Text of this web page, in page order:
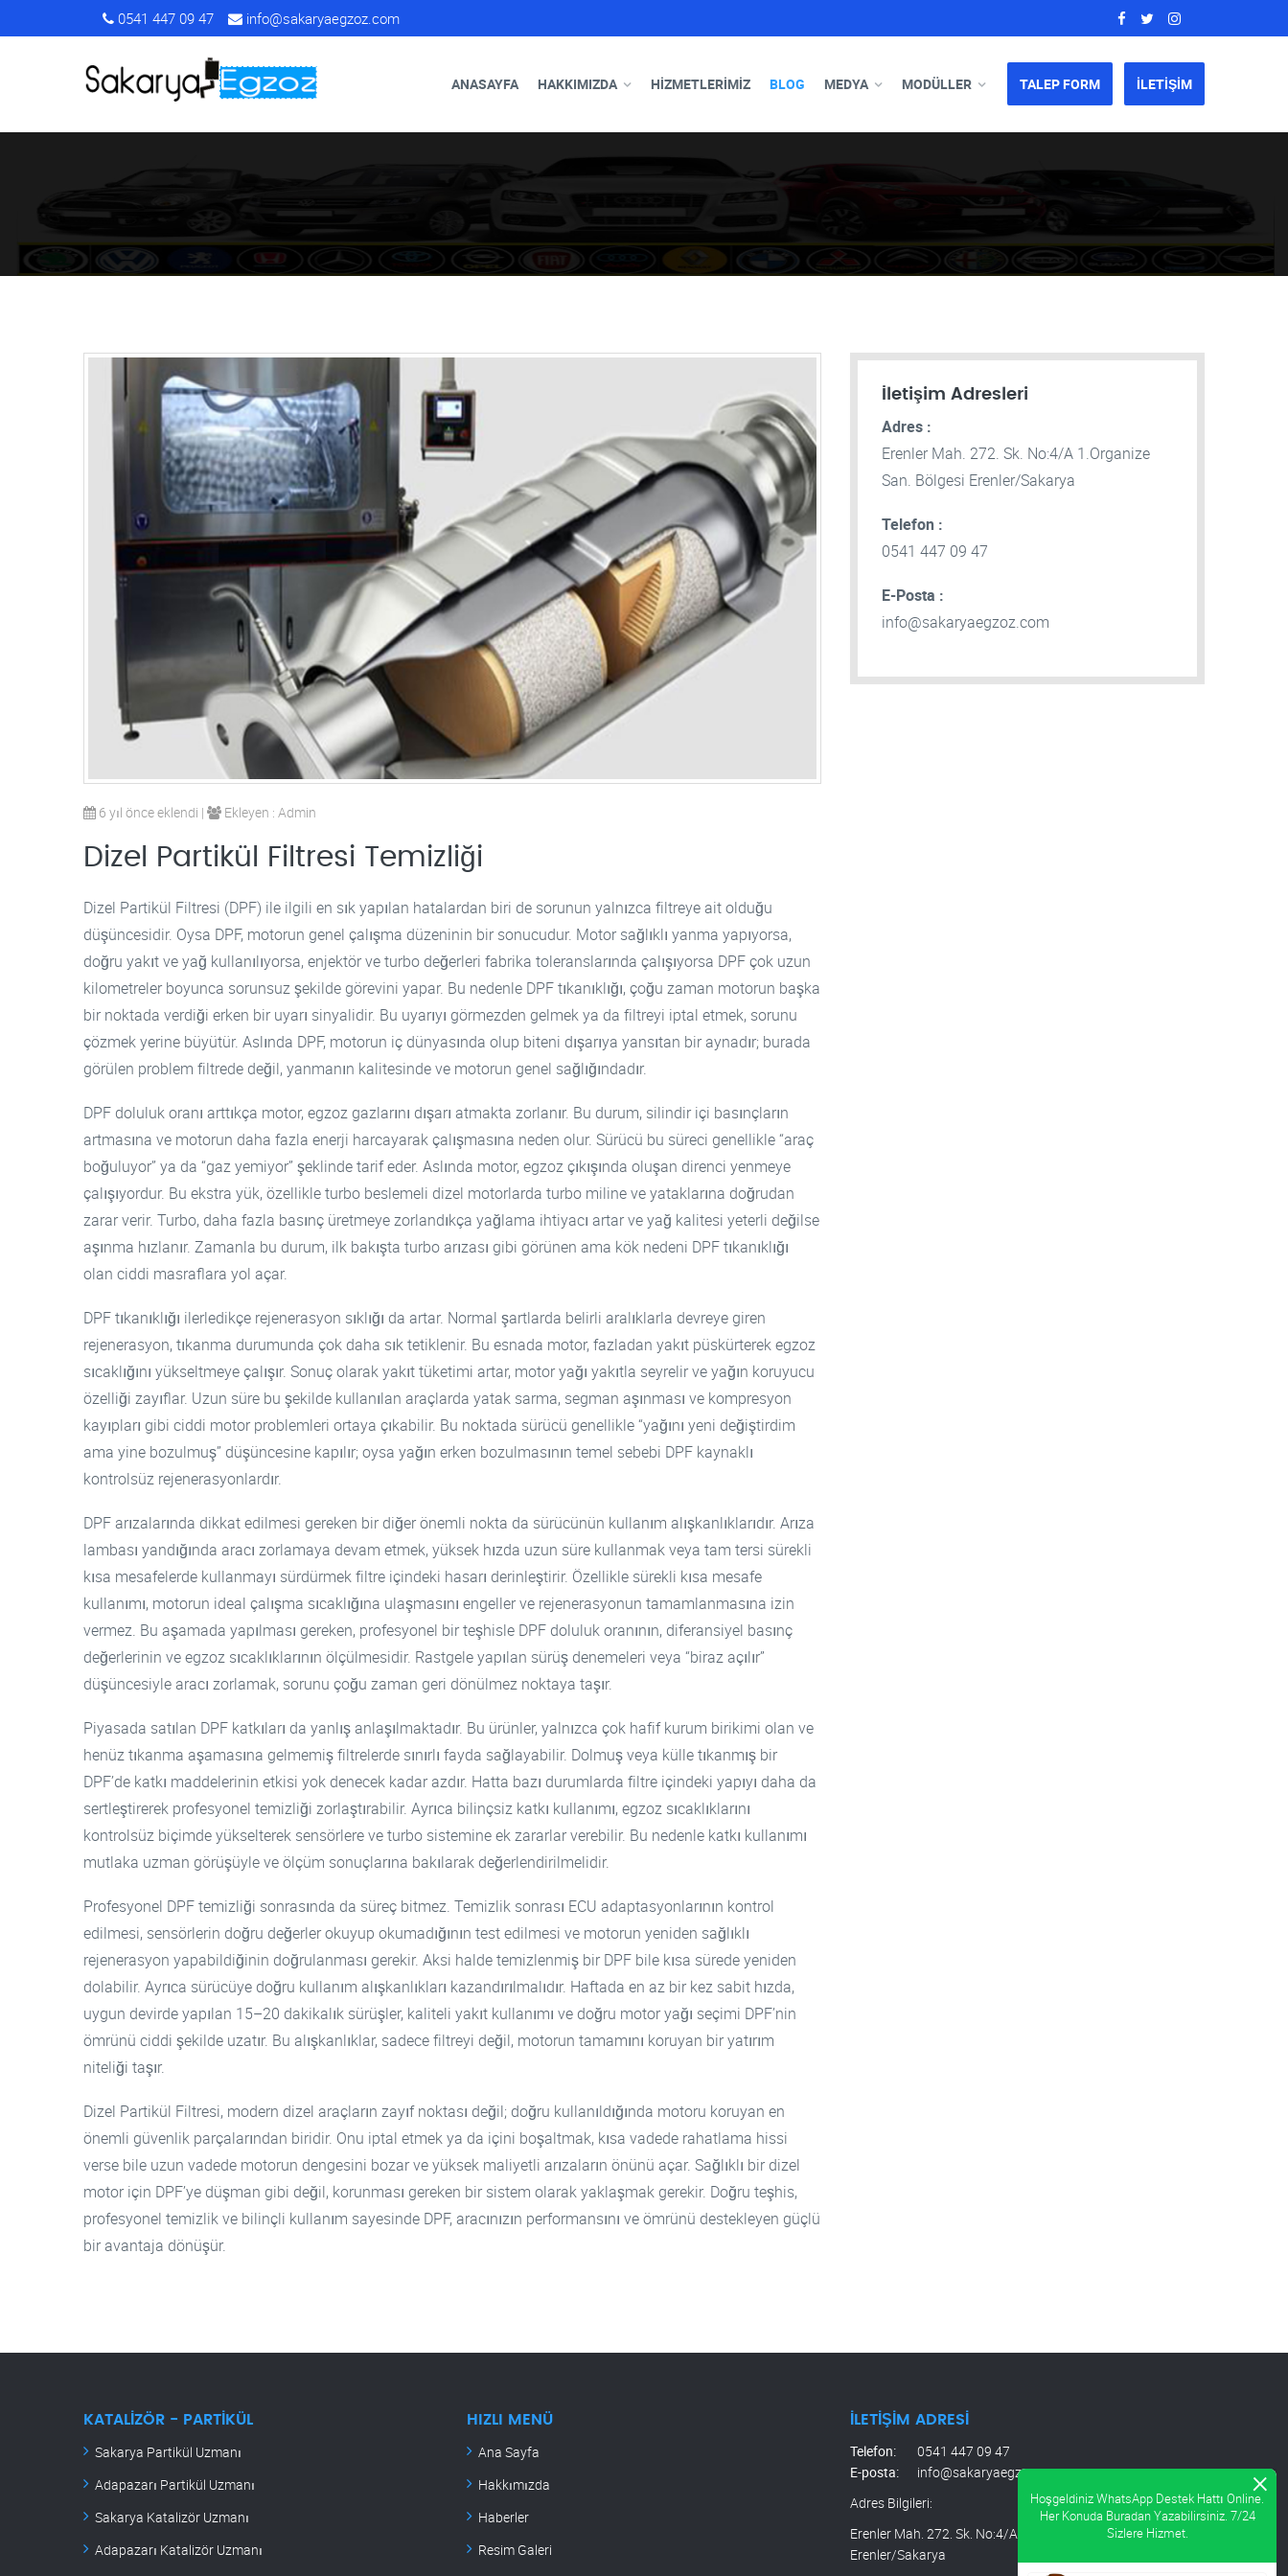
0541 447 09 47 info@sakaryaegzoz.com
ANASAYFA HAKKIMIZDA HIZMETLERIMIZ BLOG MEDYA MODÜLLER İLETİŞİM
TALEP FORM
6 yıl önce eklendi | Ekleyen : Admin
Dizel Partikül Filtresi Temizliği
Dizel Partikül Filtresi (DPF) ile ilgili en sık yapılan hatalardan biri de sorunun yalnızca filtreye ait olduğu
düşüncesidir. Oysa DPF, motorun genel çalışma düzeninin bir sonucudur. Motor sağlıklı yanma yapıyorsa,
doğru yakıt ve yağ kullanılıyorsa, enjektör ve turbo değerleri fabrika toleranslarında çalışıyorsa DPF çok uzun
kilometreler boyunca sorunsuz şekilde görevini yapar. Bu nedenle DPF tıkanıklığı, çoğu zaman motorun başka
bir noktada verdiği erken bir uyarı sinyalidir. Bu uyarıyı görmezden gelmek ya da filtreyi iptal etmek, sorunu
çözmek yerine büyütür. Aslında DPF, motorun iç dünyasında olup biteni dışarıya yansıtan bir aynadır; burada
görülen problem filtrede değil, yanmanın kalitesinde ve motorun genel sağlığındadır.
DPF doluluk oranı arttıkça motor, egzoz gazlarını dışarı atmakta zorlanır. Bu durum, silindir içi basınçların
artmasına ve motorun daha fazla enerji harcayarak çalışmasına neden olur. Sürücü bu süreci genellikle “araç
boğuluyor” ya da “gaz yemiyor” şeklinde tarif eder. Aslında motor, egzoz çıkışında oluşan direnci yenmeye
çalışıyordur. Bu ekstra yük, özellikle turbo beslemeli dizel motorlarda turbo miline ve yataklarına doğrudan
zarar verir. Turbo, daha fazla basınç üretmeye zorlandıkça yağlama ihtiyacı artar ve yağ kalitesi yeterli değilse
aşınma hızlanır. Zamanla bu durum, ilk bakışta turbo arızası gibi görünen ama kök nedeni DPF tıkanıklığı
olan ciddi masraflara yol açar.
DPF tıkanıklığı ilerledikçe rejenerasyon sıklığı da artar. Normal şartlarda belirli aralıklarla devreye giren
rejenerasyon, tıkanma durumunda çok daha sık tetiklenir. Bu esnada motor, fazladan yakıt püskürterek egzoz
sıcaklığını yükseltmeye çalışır. Sonuç olarak yakıt tüketimi artar, motor yağı yakıtla seyrelir ve yağın koruyucu
özelliği zayıflar. Uzun süre bu şekilde kullanılan araçlarda yatak sarma, segman aşınması ve kompresyon
kayıpları gibi ciddi motor problemleri ortaya çıkabilir. Bu noktada sürücü genellikle “yağını yeni değiştirdim
ama yine bozulmuş” düşüncesine kapılır; oysa yağın erken bozulmasının temel sebebi DPF kaynaklı
kontrolsüz rejenerasyonlardır.
DPF arızalarında dikkat edilmesi gereken bir diğer önemli nokta da sürücünün kullanım alışkanlıklarıdır. Arıza
lambası yandığında aracı zorlamaya devam etmek, yüksek hızda uzun süre kullanmak veya tam tersi sürekli
kısa mesafelerde kullanmayı sürdürmek filtre içindeki hasarı derinleştirir. Özellikle sürekli kısa mesafe
kullanımı, motorun ideal çalışma sıcaklığına ulaşmasını engeller ve rejenerasyonun tamamlanmasına izin
vermez. Bu aşamada yapılması gereken, profesyonel bir teşhisle DPF doluluk oranının, diferansiyel basınç
değerlerinin ve egzoz sıcaklıklarının ölçülmesidir. Rastgele yapılan sürüş denemeleri veya “biraz açılır”
düşüncesiyle aracı zorlamak, sorunu çoğu zaman geri dönülmez noktaya taşır.
Piyasada satılan DPF katkıları da yanlış anlaşılmaktadır. Bu ürünler, yalnızca çok hafif kurum birikimi olan ve
henüz tıkanma aşamasına gelmemiş filtrelerde sınırlı fayda sağlayabilir. Dolmuş veya külle tıkanmış bir
DPF’de katkı maddelerinin etkisi yok denecek kadar azdır. Hatta bazı durumlarda filtre içindeki yapıyı daha da
sertleştirerek profesyonel temizliği zorlaştırabilir. Ayrıca bilinçsiz katkı kullanımı, egzoz sıcaklıklarını
kontrolsüz biçimde yükselterek sensörlere ve turbo sistemine ek zararlar verebilir. Bu nedenle katkı kullanımı
mutlaka uzman görüşüyle ve ölçüm sonuçlarına bakılarak değerlendirilmelidir.
Profesyonel DPF temizliği sonrasında da süreç bitmez. Temizlik sonrası ECU adaptasyonlarının kontrol
edilmesi, sensörlerin doğru değerler okuyup okumadığının test edilmesi ve motorun yeniden sağlıklı
rejenerasyon yapabildiğinin doğrulanması gerekir. Aksi halde temizlenmiş bir DPF bile kısa sürede yeniden
dolabilir. Ayrıca sürücüye doğru kullanım alışkanlıkları kazandırılmalıdır. Haftada en az bir kez sabit hızda,
uygun devirde yapılan 15–20 dakikalık sürüşler, kaliteli yakıt kullanımı ve doğru motor yağı seçimi DPF’nin
ömrünü ciddi şekilde uzatır. Bu alışkanlıklar, sadece filtreyi değil, motorun tamamını koruyan bir yatırım
niteliği taşır.
Dizel Partikül Filtresi, modern dizel araçların zayıf noktası değil; doğru kullanıldığında motoru koruyan en
önemli güvenlik parçalarından biridir. Onu iptal etmek ya da içini boşaltmak, kısa vadede rahatlama hissi
verse bile uzun vadede motorun dengesini bozar ve yüksek maliyetli arızaların önünü açar. Sağlıklı bir dizel
motor için DPF’ye düşman gibi değil, korunması gereken bir sistem olarak yaklaşmak gerekir. Doğru teşhis,
profesyonel temizlik ve bilinçli kullanım sayesinde DPF, aracınızın performansını ve ömrünü destekleyen güçlü
bir avantaja dönüşür.
İletişim Adresleri
Adres :
Erenler Mah. 272. Sk. No:4/A 1.Organize
San. Bölgesi Erenler/Sakarya
Telefon :
0541 447 09 47
E-Posta :
info@sakaryaegzoz.com
KATALIZÖR - PARTIKÜL
Sakarya Partikül Uzmanı
Adapazarı Partikül Uzmanı
Sakarya Katalizör Uzmanı
Adapazarı Katalizör Uzmanı
HIZLI MENÜ
Ana Sayfa
Hakkımızda
Haberler
Resim Galeri
İLETIŞIM ADRESI
Telefon:
0541 447 09 47
E-posta:
info@sakaryaegzoz.com
Adres Bilgileri:
Erenler Mah. 272. Sk. No:4/A 1.Organize San. Bölgesi
Erenler/Sakarya